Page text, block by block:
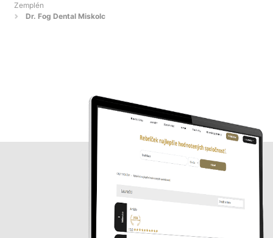
Zemplén
Dr. Fog Dental Miskolc